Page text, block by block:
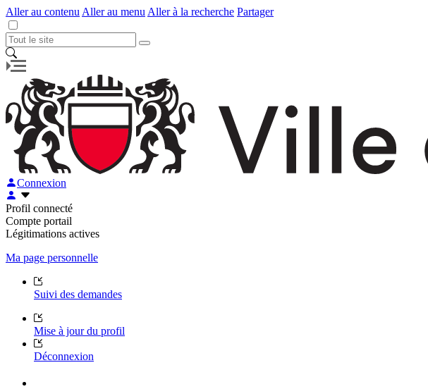
Aller au contenu Aller au menu Aller à la recherche Partager
Connexion
Profil connecté
Compte portail
Légitimations actives
Ma page personnelle
Suivi des demandes
Mise à jour du profil
Déconnexion